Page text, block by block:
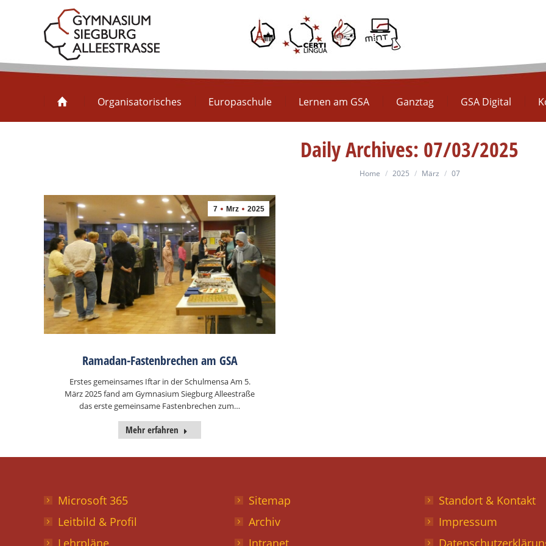
Organisatorisches Europaschule Lernen am GSA Ganztag GSA Digital
Daily Archives: 07/03/2025
You are here:
Home 2025 März 07
7 Mrz 2025
Ramadan-Fastenbrechen am GSA
Erstes gemeinsames Iftar in der Schulmensa Am 5.
März 2025 fand am Gymnasium Siegburg Alleestraße
das erste gemeinsame Fastenbrechen zum…
Mehr erfahren
Microsoft 365
Leitbild & Profil
Lehrpläne
Sitemap
Archiv
Intranet
Standort & Kontakt
Impressum
Europaschule Lernen am GSA